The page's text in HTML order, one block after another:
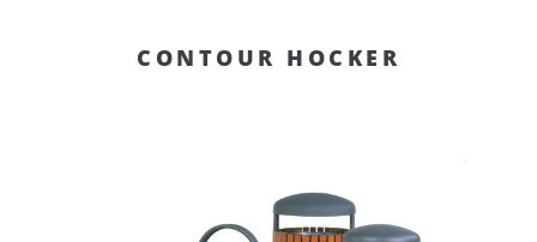
CONTOUR HOCKER